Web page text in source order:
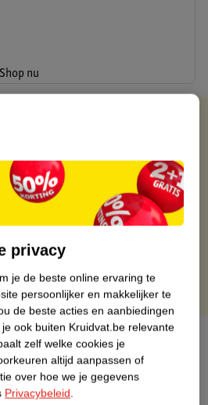
Shop nu
uur besteld, volgende dag in huis
50.00
30 dagen
privacy
je de beste online ervaring te
persoonlijker en makkelijker te
de beste acties en aanbiedingen
ook buiten Kruidvat.be relevante
zelf welke cookies je
altijd aanpassen of
over hoe we je gegevens
Privacybeleid.